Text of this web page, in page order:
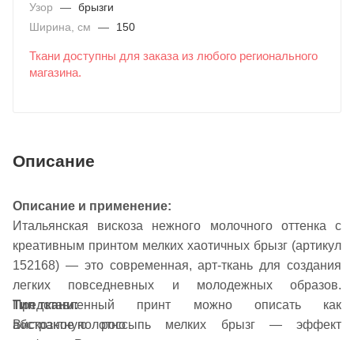
Узор
— брызги
Ширина, см
— 150
Ткани доступны для заказа из любого регионального
магазина.
Описание
Описание и применение:
Итальянская вискоза нежного молочного оттенка с
креативным принтом мелких хаотичных брызг (артикул
152168) — это современная, арт-ткань для создания
легких повседневных и молодежных образов.
Представленный принт можно описать как
абстрактную россыпь мелких брызг — эффект
Тип ткани:
Вискозное полотно